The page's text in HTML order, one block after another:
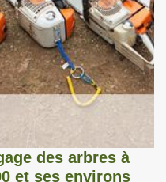
des arbres à
et ses environs